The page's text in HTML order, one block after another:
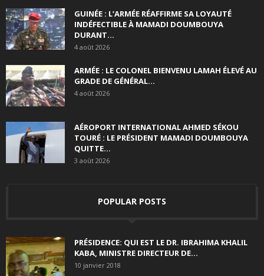
GUINÉE : L’ARMÉE RÉAFFIRME SA LOYAUTÉ
INDÉFECTIBLE À MAMADI DOUMBOUYA
DURANT...
4 août 2026
ARMÉE : LE COLONEL BIENVENU LAMAH ÉLEVÉ AU
GRADE DE GÉNÉRAL...
4 août 2026
AÉROPORT INTERNATIONAL AHMED SÉKOU
TOURÉ : LE PRÉSIDENT MAMADI DOUMBOUYA
QUITTE...
3 août 2026
POPULAR POSTS
PRÉSIDENCE: QUI EST LE DR. IBRAHIMA KHALIL
KABA, MINISTRE DIRECTEUR DE...
10 janvier 2018